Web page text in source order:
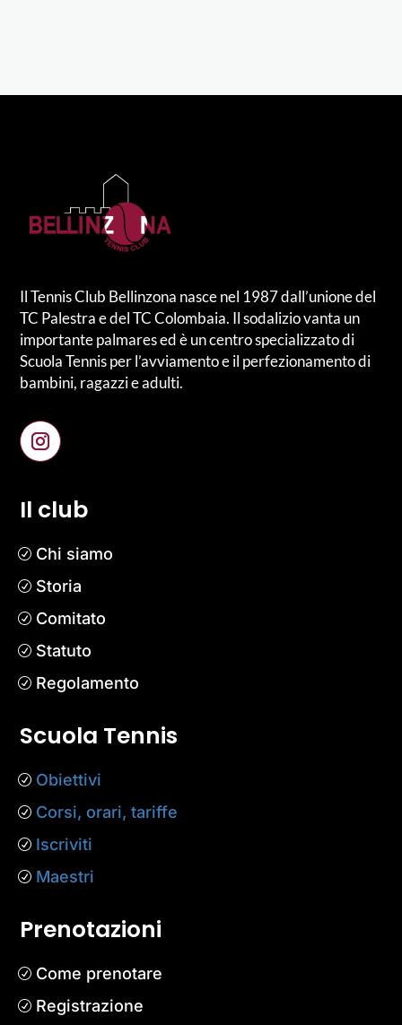
Il Tennis Club Bellinzona nasce nel 1987 dall’unione del
TC Palestra e del TC Colombaia. Il sodalizio vanta un
importante palmares ed è un centro specializzato di
Scuola Tennis per l’avviamento e il perfezionamento di
bambini, ragazzi e adulti.
Il club
Chi siamo
Storia
Comitato
Statuto
Regolamento
Scuola Tennis
Obiettivi
Corsi, orari, tariffe
Iscriviti
Maestri
Prenotazioni
Come prenotare
Registrazione